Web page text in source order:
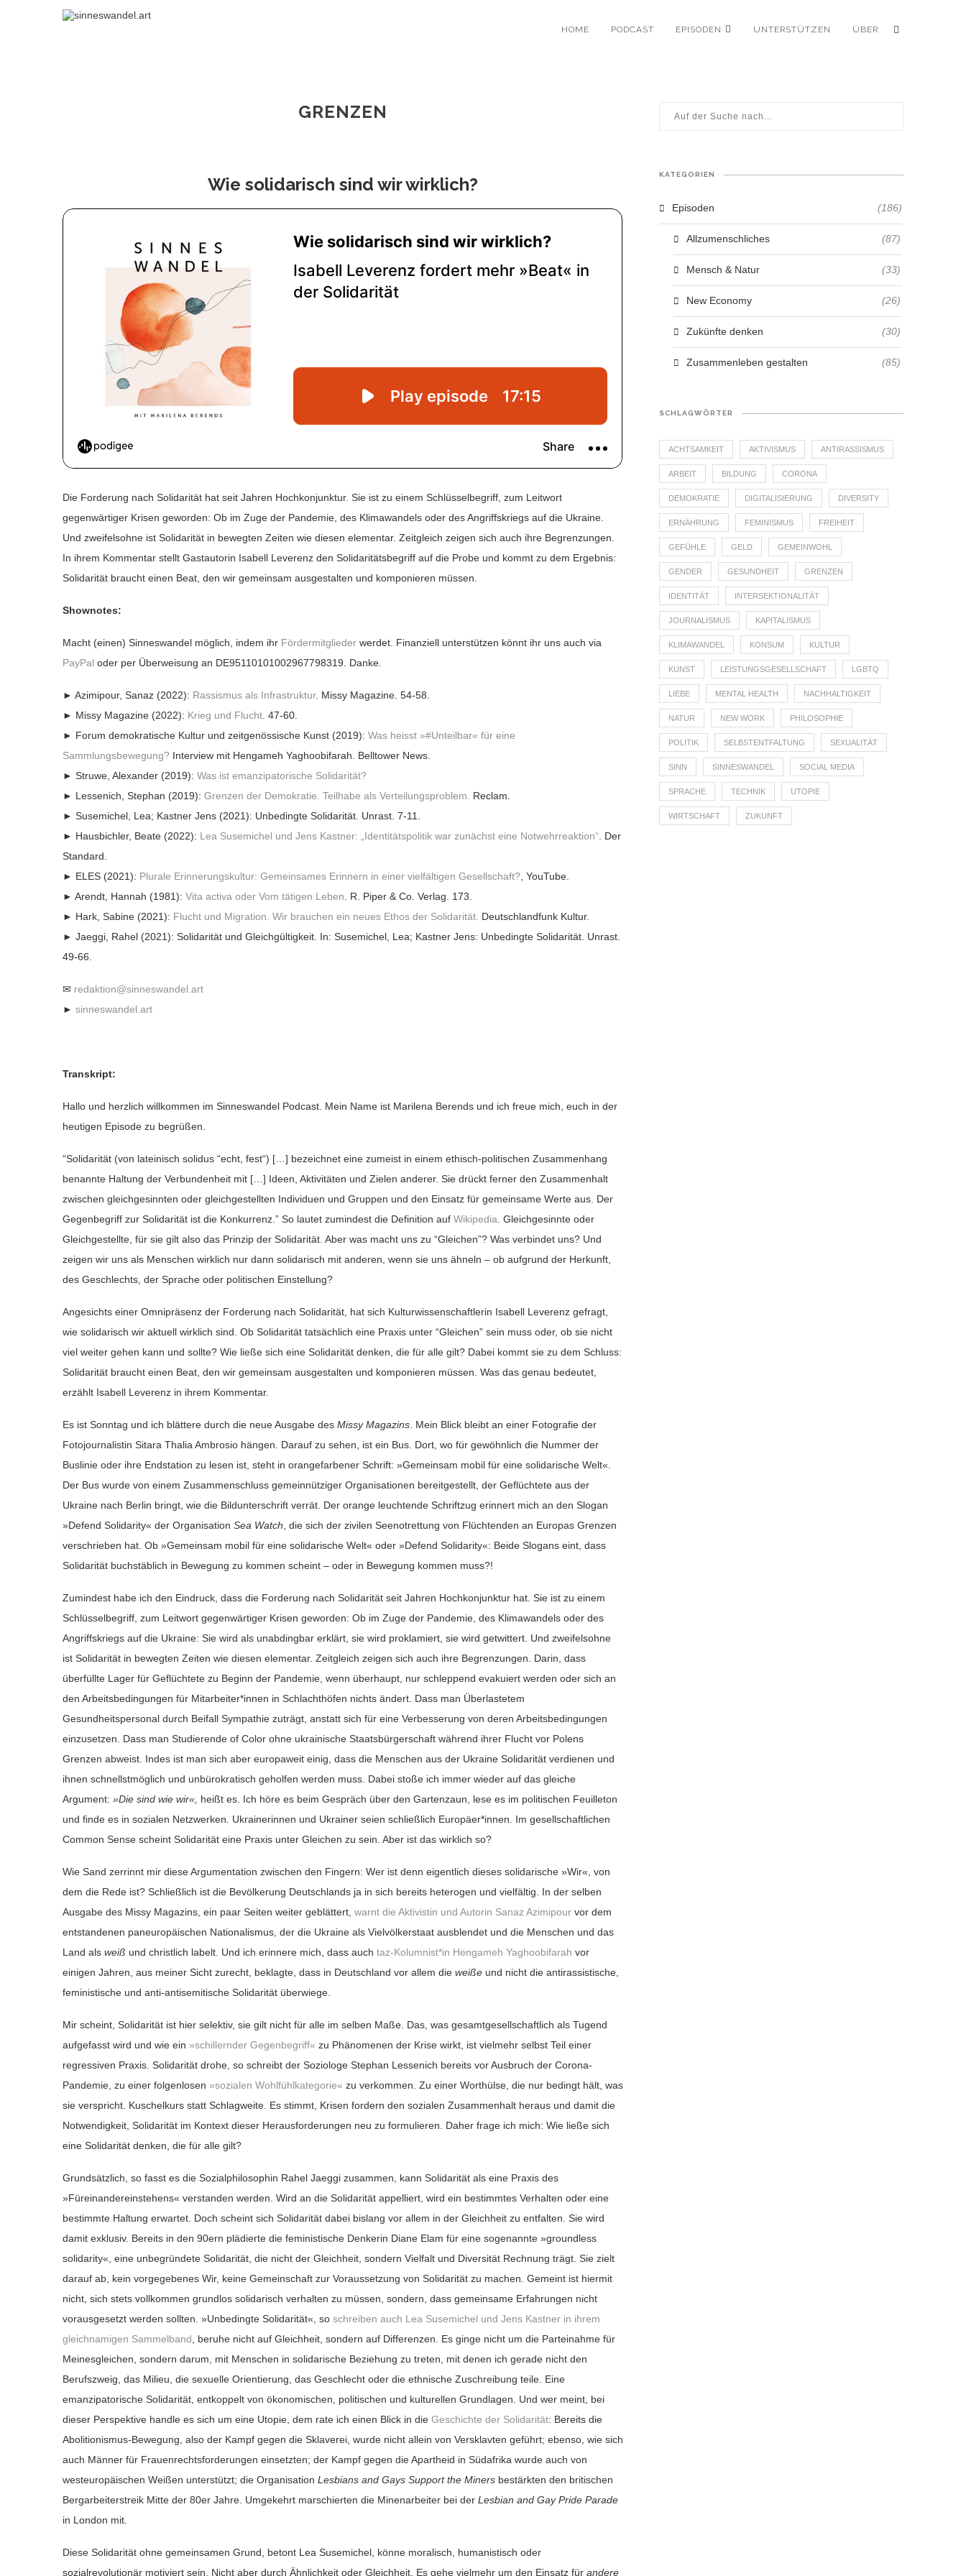
HOME PODCAST EPISODEN UNTERSTÜTZEN ÜBER
GRENZEN
Wie solidarisch sind wir wirklich?
Die Forderung nach Solidarität hat seit Jahren Hochkonjunktur. Sie ist zu einem Schlüsselbegriff, zum Leitwort
gegenwärtiger Krisen geworden: Ob im Zuge der Pandemie, des Klimawandels oder des Angriffskriegs auf die Ukraine.
Und zweifelsohne ist Solidarität in bewegten Zeiten wie diesen elementar. Zeitgleich zeigen sich auch ihre Begrenzungen.
In ihrem Kommentar stellt Gastautorin Isabell Leverenz den Solidaritätsbegriff auf die Probe und kommt zu dem Ergebnis:
Solidarität braucht einen Beat, den wir gemeinsam ausgestalten und komponieren müssen.
Shownotes:
Macht (einen) Sinneswandel möglich, indem ihr Fördermitglieder werdet. Finanziell unterstützen könnt ihr uns auch via
PayPal oder per Überweisung an DE95110101002967798319. Danke.
► Azimipour, Sanaz (2022): Rassismus als Infrastruktur. Missy Magazine. 54-58.
► Missy Magazine (2022): Krieg und Flucht . 47-60.
► Forum demokratische Kultur und zeitgenössische Kunst (2019): Was heisst »#Unteilbar« für eine
Sammlungsbewegung? Interview mit Hengameh Yaghoobifarah. Belltower News.
► Struwe, Alexander (2019): Was ist emanzipatorische Solidarität?
► Lessenich, Stephan (2019): Grenzen der Demokratie. Teilhabe als Verteilungsproblem.
Reclam.
► Susemichel, Lea; Kastner Jens (2021): Unbedingte Solidarität. Unrast. 7-11.
► Hausbichler, Beate (2022): Lea Susemichel und Jens Kastner: „Identitätspolitik war zunächst eine Notwehrreaktion“ . Der
Standard.
► ELES (2021): Plurale Erinnerungskultur: Gemeinsames Erinnern in einer vielfältigen Gesellschaft? , YouTube.
► Arendt, Hannah (1981): Vita activa oder Vom tätigen Leben . R. Piper & Co. Verlag. 173.
► Hark, Sabine (2021): Flucht und Migration. Wir brauchen ein neues Ethos der Solidarität. Deutschlandfunk Kultur.
► Jaeggi, Rahel (2021): Solidarität und Gleichgültigkeit. In: Susemichel, Lea; Kastner Jens: Unbedingte Solidarität. Unrast.
49-66.
✉ redaktion@sinneswandel.art
► sinneswandel.art
Transkript:
Hallo und herzlich willkommen im Sinneswandel Podcast. Mein Name ist Marilena Berends und ich freue mich, euch in der
heutigen Episode zu begrüßen.
“Solidarität (von lateinisch solidus “echt, fest“) […] bezeichnet eine zumeist in einem ethisch-politischen Zusammenhang
benannte Haltung der Verbundenheit mit […] Ideen, Aktivitäten und Zielen anderer. Sie drückt ferner den Zusammenhalt
zwischen gleichgesinnten oder gleichgestellten Individuen und Gruppen und den Einsatz für gemeinsame Werte aus. Der
Gegenbegriff zur Solidarität ist die Konkurrenz.” So lautet zumindest die Definition auf Wikipedia . Gleichgesinnte oder
Gleichgestellte, für sie gilt also das Prinzip der Solidarität. Aber was macht uns zu “Gleichen”? Was verbindet uns? Und
zeigen wir uns als Menschen wirklich nur dann solidarisch mit anderen, wenn sie uns ähneln – ob aufgrund der Herkunft,
des Geschlechts, der Sprache oder politischen Einstellung?
Angesichts einer Omnipräsenz der Forderung nach Solidarität, hat sich Kulturwissenschaftlerin Isabell Leverenz gefragt,
wie solidarisch wir aktuell wirklich sind. Ob Solidarität tatsächlich eine Praxis unter “Gleichen” sein muss oder, ob sie nicht
viel weiter gehen kann und sollte? Wie ließe sich eine Solidarität denken, die für alle gilt? Dabei kommt sie zu dem Schluss:
Solidarität braucht einen Beat, den wir gemeinsam ausgestalten und komponieren müssen. Was das genau bedeutet,
erzählt Isabell Leverenz in ihrem Kommentar.
Es ist Sonntag und ich blättere durch die neue Ausgabe des Missy Magazins . Mein Blick bleibt an einer Fotografie der
Fotojournalistin Sitara Thalia Ambrosio hängen. Darauf zu sehen, ist ein Bus. Dort, wo für gewöhnlich die Nummer der
Buslinie oder ihre Endstation zu lesen ist, steht in orangefarbener Schrift: »Gemeinsam mobil für eine solidarische Welt«.
Der Bus wurde von einem Zusammenschluss gemeinnütziger Organisationen bereitgestellt, der Geflüchtete aus der
Ukraine nach Berlin bringt, wie die Bildunterschrift verrät. Der orange leuchtende Schriftzug erinnert mich an den Slogan
»Defend Solidarity« der Organisation Sea Watch , die sich der zivilen Seenotrettung von Flüchtenden an Europas Grenzen
verschrieben hat. Ob »Gemeinsam mobil für eine solidarische Welt« oder »Defend Solidarity«: Beide Slogans eint, dass
Solidarität buchstäblich in Bewegung zu kommen scheint – oder in Bewegung kommen muss?!
Zumindest habe ich den Eindruck, dass die Forderung nach Solidarität seit Jahren Hochkonjunktur hat. Sie ist zu einem
Schlüsselbegriff, zum Leitwort gegenwärtiger Krisen geworden: Ob im Zuge der Pandemie, des Klimawandels oder des
Angriffskriegs auf die Ukraine: Sie wird als unabdingbar erklärt, sie wird proklamiert, sie wird getwittert. Und zweifelsohne
ist Solidarität in bewegten Zeiten wie diesen elementar. Zeitgleich zeigen sich auch ihre Begrenzungen. Darin, dass
überfüllte Lager für Geflüchtete zu Beginn der Pandemie, wenn überhaupt, nur schleppend evakuiert werden oder sich an
den Arbeitsbedingungen für Mitarbeiter*innen in Schlachthöfen nichts ändert. Dass man Überlastetem
Gesundheitspersonal durch Beifall Sympathie zuträgt, anstatt sich für eine Verbesserung von deren Arbeitsbedingungen
einzusetzen. Dass man Studierende of Color ohne ukrainische Staatsbürgerschaft während ihrer Flucht vor Polens
Grenzen abweist. Indes ist man sich aber europaweit einig, dass die Menschen aus der Ukraine Solidarität verdienen und
ihnen schnellstmöglich und unbürokratisch geholfen werden muss. Dabei stoße ich immer wieder auf das gleiche
Argument: »Die sind wie wir«, heißt es. Ich höre es beim Gespräch über den Gartenzaun, lese es im politischen Feuilleton
und finde es in sozialen Netzwerken. Ukrainerinnen und Ukrainer seien schließlich Europäer*innen. Im gesellschaftlichen
Common Sense scheint Solidarität eine Praxis unter Gleichen zu sein. Aber ist das wirklich so?
Wie Sand zerrinnt mir diese Argumentation zwischen den Fingern: Wer ist denn eigentlich dieses solidarische »Wir«, von
dem die Rede ist? Schließlich ist die Bevölkerung Deutschlands ja in sich bereits heterogen und vielfältig. In der selben
Ausgabe des Missy Magazins, ein paar Seiten weiter geblättert, warnt die Aktivistin und Autorin Sanaz Azimipour vor dem
entstandenen paneuropäischen Nationalismus, der die Ukraine als Vielvölkerstaat ausblendet und die Menschen und das
Land als weiß und christlich labelt. Und ich erinnere mich, dass auch taz-Kolumnist*in Hengameh Yaghoobifarah vor
einigen Jahren, aus meiner Sicht zurecht, beklagte, dass in Deutschland vor allem die weiße und nicht die antirassistische,
feministische und anti-antisemitische Solidarität überwiege.
Mir scheint, Solidarität ist hier selektiv, sie gilt nicht für alle im selben Maße. Das, was gesamtgesellschaftlich als Tugend
aufgefasst wird und wie ein »schillernder Gegenbegriff« zu Phänomenen der Krise wirkt, ist vielmehr selbst Teil einer
regressiven Praxis. Solidarität drohe, so schreibt der Soziologe Stephan Lessenich bereits vor Ausbruch der Corona-
Pandemie, zu einer folgenlosen »sozialen Wohlfühlkategorie« zu verkommen Zu einer Worthülse, die nur bedingt hält, was
sie verspricht. Kuschelkurs statt Schlagweite. Es stimmt, Krisen fordern den sozialen Zusammenhalt heraus und damit die
Notwendigkeit, Solidarität im Kontext dieser Herausforderungen neu zu formulieren. Daher frage ich mich: Wie ließe sich
eine Solidarität denken, die für alle gilt?
Grundsätzlich, so fasst es die Sozialphilosophin Rahel Jaeggi zusammen, kann Solidarität als eine Praxis des
»Füreinandereinstehens« verstanden werden. Wird an die Solidarität appelliert, wird ein bestimmtes Verhalten oder eine
bestimmte Haltung erwartet. Doch scheint sich Solidarität dabei bislang vor allem in der Gleichheit zu entfalten. Sie wird
damit exklusiv. Bereits in den 90ern plädierte die feministische Denkerin Diane Elam für eine sogenannte »groundless
solidarity«, eine unbegründete Solidarität, die nicht der Gleichheit, sondern Vielfalt und Diversität Rechnung trägt. Sie zielt
darauf ab, kein vorgegebenes Wir, keine Gemeinschaft zur Voraussetzung von Solidarität zu machen. Gemeint ist hiermit
nicht, sich stets vollkommen grundlos solidarisch verhalten zu müssen, sondern, dass gemeinsame Erfahrungen nicht
vorausgesetzt werden sollten. »Unbedingte Solidarität« , so schreiben auch Lea Susemichel und Jens Kastner in ihrem
gleichnamigen Sammelband , beruhe nicht auf Gleichheit, sondern auf Differenzen. Es ginge nicht um die Parteinahme für
Meinesgleichen, sondern darum, mit Menschen in solidarische Beziehung zu treten, mit denen ich gerade nicht den
Berufszweig, das Milieu, die sexuelle Orientierung, das Geschlecht oder die ethnische Zuschreibung teile. Eine
emanzipatorische Solidarität, entkoppelt von ökonomischen, politischen und kulturellen Grundlagen. Und wer meint, bei
dieser Perspektive handle es sich um eine Utopie, dem rate ich einen Blick in die Geschichte der Solidarität: Bereits die
Abolitionismus-Bewegung, also der Kampf gegen die Sklaverei, wurde nicht allein von Versklavten geführt; ebenso, wie sich
auch Männer für Frauenrechtsforderungen einsetzten; der Kampf gegen die Apartheid in Südafrika wurde auch von
westeuropäischen Weißen unterstützt; die Organisation Lesbians and Gays Support the Miners bestärkten den britischen
Bergarbeiterstreik Mitte der 80er Jahre . Umgekehrt marschierten die Minenarbeiter bei der Lesbian and Gay Pride Parade
in London mit.
Diese Solidarität ohne gemeinsamen Grund, betont Lea Susemichel, könne moralisch, humanistisch oder
sozialrevolutionär motiviert sein. Nicht aber durch Ähnlichkeit oder Gleichheit. Es gehe vielmehr um den Einsatz für andere
KATEGORIEN
Episoden (186)
Allzumenschliches (87)
Mensch & Natur (33)
New Economy (26)
Zukünfte denken (30)
Zusammenleben gestalten (85)
SCHLAGWÖRTER
ACHTSAMKEIT AKTIVISMUS ANTIRASSISMUS
ARBEIT BILDUNG CORONA
DEMOKRATIE DIGITALISIERUNG DIVERSITY
ERNÄHRUNG FEMINISMUS FREIHEIT
GEFÜHLE GELD GEMEINWOHL
GENDER GESUNDHEIT GRENZEN
IDENTITÄT INTERSEKTIONALITÄT
JOURNALISMUS KAPITALISMUS
KLIMAWANDEL KONSUM KULTUR
KUNST LEISTUNGSGESELLSCHAFT LGBTQ
LIEBE MENTAL HEALTH NACHHALTIGKEIT
NATUR NEW WORK PHILOSOPHIE
POLITIK SELBSTENTFALTUNG SEXUALITÄT
SINN SINNESWANDEL SOCIAL MEDIA
SPRACHE TECHNIK UTOPIE
WIRTSCHAFT ZUKUNFT